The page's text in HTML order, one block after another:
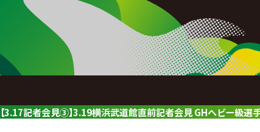
レ
ス
リ
【3.17記者会見③】3.19横浜武道館直前記者会見 GHヘビー級選手